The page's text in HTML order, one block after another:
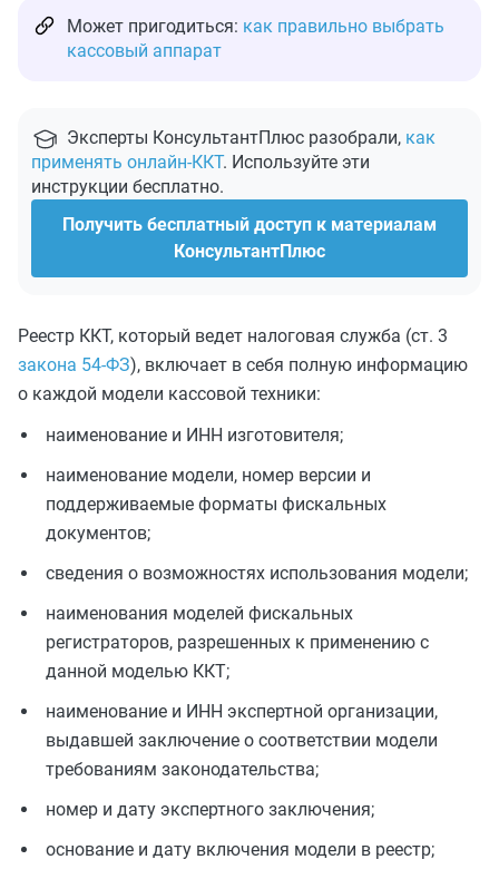
Может пригодиться: как правильно выбрать
кассовый аппарат
Эксперты КонсультантПлюс разобрали, как
применять онлайн-ККТ. Используйте эти
инструкции бесплатно.
Получить бесплатный доступ к материалам
КонсультантПлюс
Реестр ККТ, который ведет налоговая служба (ст. 3
закона 54-ФЗ), включает в себя полную информацию
о каждой модели кассовой техники:
наименование и ИНН изготовителя;
наименование модели, номер версии и
поддерживаемые форматы фискальных
документов;
сведения о возможностях использования модели;
наименования моделей фискальных
регистраторов, разрешенных к применению с
данной моделью ККТ;
наименование и ИНН экспертной организации,
выдавшей заключение о соответствии модели
требованиям законодательства;
номер и дату экспертного заключения;
основание и дату включения модели в реестр;